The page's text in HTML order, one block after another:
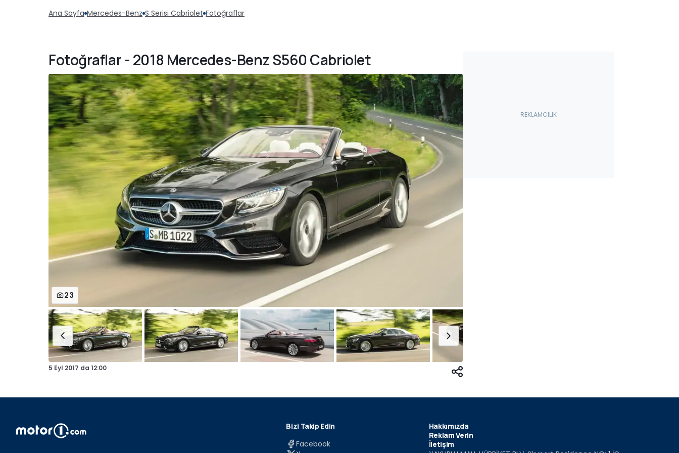
Ana Sayfa Mercedes-Benz S Serisi Cabriolet Fotoğraflar
Fotoğraflar - 2018 Mercedes-Benz S560 Cabriolet
23
5 Eyl 2017 da 12:00
Bizi Takip Edin
Facebook
Hakkımızda
Reklam Verin
İletişim